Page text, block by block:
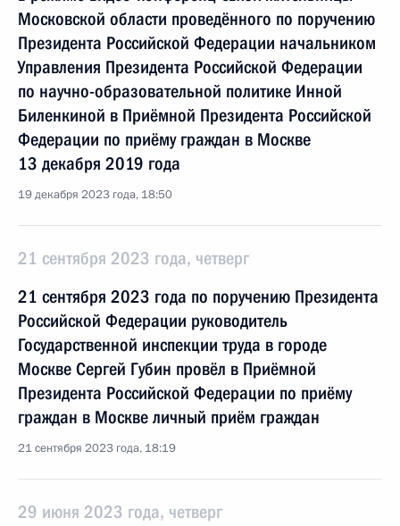
Московской области проведённого по поручению
Президента Российской Федерации начальником
Управления Президента Российской Федерации
по научно-образовательной политике Инной
Биленкиной в Приёмной Президента Российской
Федерации по приёму граждан в Москве
13 декабря 2019 года
19 декабря 2023 года, 18:50
21 сентября 2023 года, четверг
21 сентября 2023 года по поручению Президента
Российской Федерации руководитель
Государственной инспекции труда в городе
Москве Сергей Губин провёл в Приёмной
Президента Российской Федерации по приёму
граждан в Москве личный приём граждан
21 сентября 2023 года, 18:19
29 июня 2023 года, четверг